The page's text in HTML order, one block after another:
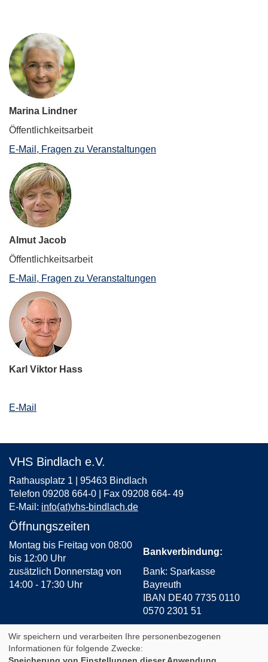
Marina Lindner
Öffentlichkeitsarbeit
E-Mail, Fragen zu Veranstaltungen
Almut Jacob
Öffentlichkeitsarbeit
E-Mail, Fragen zu Veranstaltungen
Karl Viktor Hass
E-Mail
VHS Bindlach e.V.
Rathausplatz 1 | 95463 Bindlach
Telefon 09208 664-0 | Fax 09208 664- 49
E-Mail: info(at)vhs-bindlach.de
Öffnungszeiten
Montag bis Freitag von 08:00
bis 12:00 Uhr
Bankverbindung:
zusätzlich Donnerstag von
14:00 - 17:30 Uhr
Bank: Sparkasse
Bayreuth
IBAN DE40 7735 0110
0570 2301 51
AGB Impressum Datenschutz Widerruf
Wir speichern und verarbeiten Ihre personenbezogenen
Informationen für folgende Zwecke: